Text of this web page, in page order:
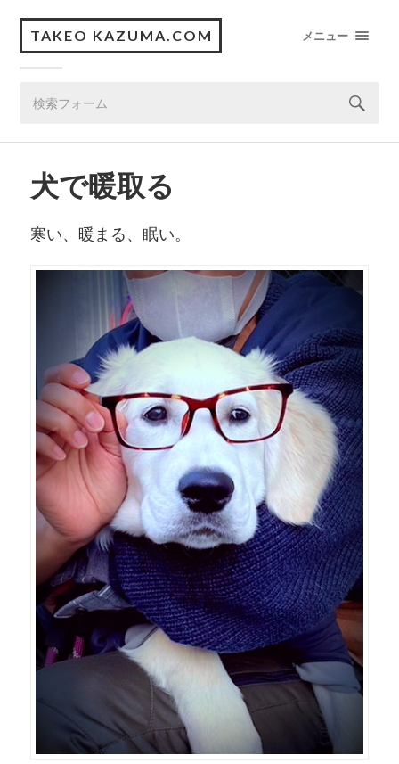
TAKEO KAZUMA.COM メニュー
犬で暖取る
寒い、暖まる、眠い。